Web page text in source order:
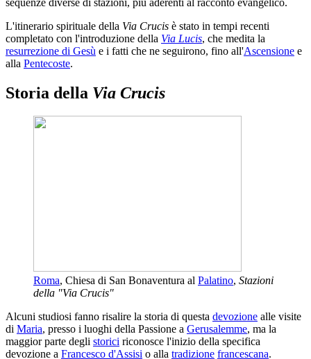
L'itinerario spirituale della Via Crucis è stato in tempi recenti
completato con l'introduzione della Via Lucis, che medita la
resurrezione di Gesù e i fatti che ne seguirono, fino all'Ascensione e
alla Pentecoste.
Storia della Via Crucis
Roma, Chiesa di San Bonaventura al Palatino, Stazioni
della "Via Crucis"
Alcuni studiosi fanno risalire la storia di questa devozione alle visite
di Maria, presso i luoghi della Passione a Gerusalemme, ma la
maggior parte degli storici riconosce l'inizio della specifica
devozione a Francesco d'Assisi o alla tradizione francescana.